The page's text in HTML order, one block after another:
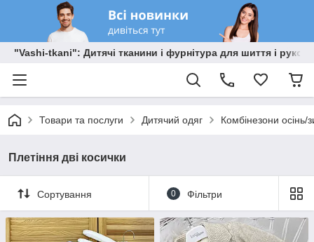
"Vashi-tkani": Дитячі тканини і фурнітура для шиття і
Товари та послуги Дитячий одяг Комбінезони осінь/
Плетіння дві косички
Сортування 0 Фільтри